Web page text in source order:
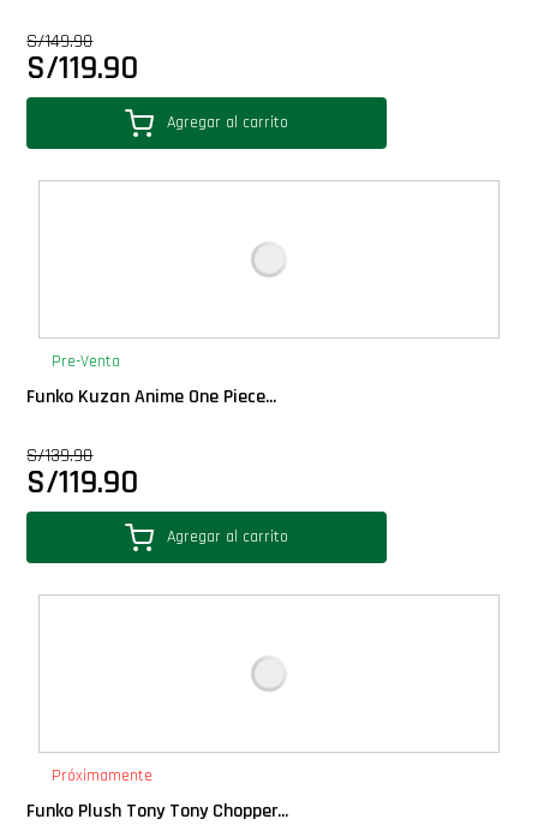
S/149.90
S/119.90
Agregar al carrito
Pre-Venta
Funko Kuzan Anime One Piece...
S/139.90
S/119.90
Agregar al carrito
Próximamente
Funko Plush Tony Tony Chopper...